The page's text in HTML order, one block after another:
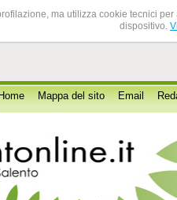
ma utilizza cookie tecnici
dispositivo.
Mappa del sito Email